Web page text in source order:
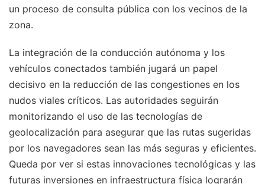
un proceso de consulta pública con los vecinos de la
zona.
La integración de la conducción autónoma y los
vehículos conectados también jugará un papel
decisivo en la reducción de las congestiones en los
nudos viales críticos. Las autoridades seguirán
monitorizando el uso de las tecnologías de
geolocalización para asegurar que las rutas sugeridas
por los navegadores sean las más seguras y eficientes.
Queda por ver si estas innovaciones tecnológicas y las
futuras inversiones en infraestructura física lograrán